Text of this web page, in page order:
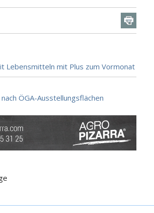
Lebensmitteln mit Plus zum Vormonat
ÖGA-Ausstellungsflächen